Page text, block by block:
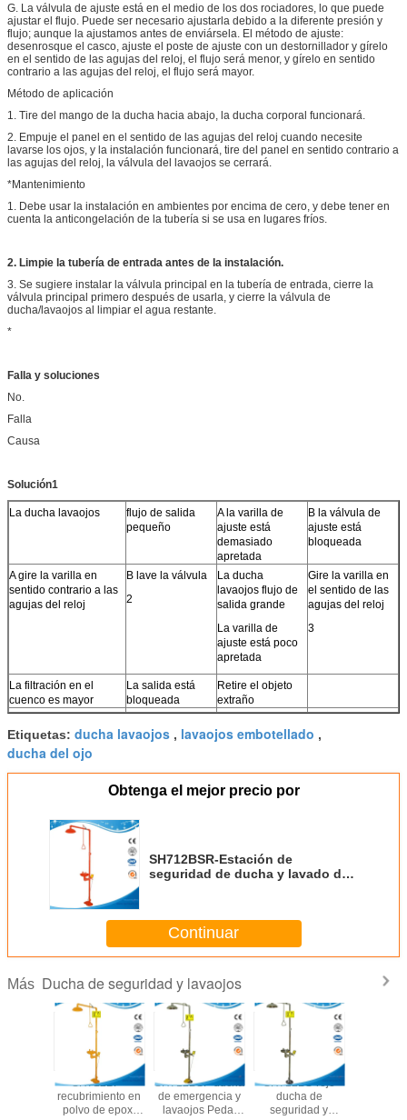
G. La válvula de ajuste está en el medio de los dos rociadores, lo que puede
ajustar el flujo. Puede ser necesario ajustarla debido a la diferente presión y
flujo; aunque la ajustamos antes de enviársela. El método de ajuste:
desenrosque el casco, ajuste el poste de ajuste con un destornillador y gírelo
en el sentido de las agujas del reloj, el flujo será menor, y gírelo en sentido
contrario a las agujas del reloj, el flujo será mayor.
Método de aplicación
1. Tire del mango de la ducha hacia abajo, la ducha corporal funcionará.
2. Empuje el panel en el sentido de las agujas del reloj cuando necesite
lavarse los ojos, y la instalación funcionará, tire del panel en sentido contrario a
las agujas del reloj, la válvula del lavaojos se cerrará.
*Mantenimiento
1. Debe usar la instalación en ambientes por encima de cero, y debe tener en
cuenta la anticongelación de la tubería si se usa en lugares fríos.
2. Limpie la tubería de entrada antes de la instalación.
3. Se sugiere instalar la válvula principal en la tubería de entrada, cierre la
válvula principal primero después de usarla, y cierre la válvula de
ducha/lavaojos al limpiar el agua restante.
*
Falla y soluciones
No.
Falla
Causa
Solución1
La ducha lavaojos
flujo de salida
pequeño
A la varilla de
ajuste está
demasiado
apretada
B la válvula de
ajuste está
bloqueada
A gire la varilla en
sentido contrario a las
agujas del reloj
B lave la válvula
2
La ducha
lavaojos flujo de
salida grande
La varilla de
ajuste está poco
apretada
Gire la varilla en
el sentido de las
agujas del reloj
3
La filtración en el
cuenco es mayor
La salida está
bloqueada
Retire el objeto
extraño
Etiquetas: ducha lavaojos , lavaojos embotellado ,
ducha del ojo
Obtenga el mejor precio por
SH712BSR-Estación de
seguridad de ducha y lavado de
Continuar
Más Ducha de seguridad y lavaojos
SH712BF -
recubrimiento en
polvo de epoxi
SH712BSF-ducha
de emergencia y
lavaojos Pedal
SH712BS-rojo
ducha de
seguridad y